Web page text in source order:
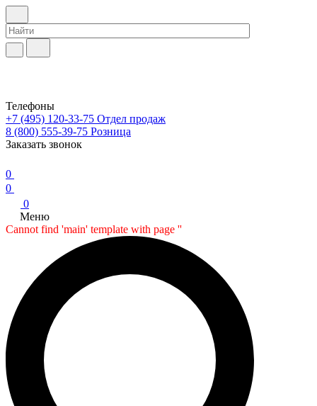
Телефоны
+7 (495) 120-33-75 Отдел продаж
8 (800) 555-39-75 Розница
Заказать звонок
0
0
0
Меню
Cannot find 'main' template with page ''